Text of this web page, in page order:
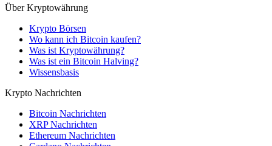
Über Kryptowährung
Krypto Börsen
Wo kann ich Bitcoin kaufen?
Was ist Kryptowährung?
Was ist ein Bitcoin Halving?
Wissensbasis
Krypto Nachrichten
Bitcoin Nachrichten
XRP Nachrichten
Ethereum Nachrichten